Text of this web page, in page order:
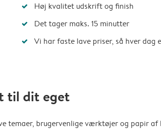
Høj kvalitet udskrift og finish
Det tager maks. 15 minutter
Vi har faste lave priser, så hver dag
til dit eget
temaer, brugervenlige værktøjer og papir af